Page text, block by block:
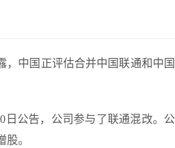
，中国正评估合并中国联通和中国
日公告，公司参与了联通混改。公
。